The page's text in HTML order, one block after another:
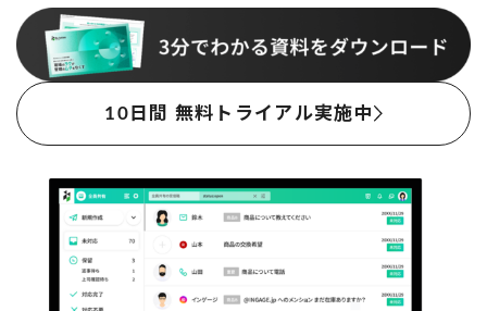
10日間 無料トライアル実施中